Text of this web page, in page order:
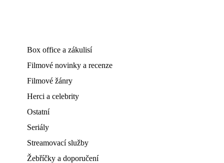
Box office a zákulisí
Filmové novinky a recenze
Filmové žánry
Herci a celebrity
Ostatní
Seriály
Streamovací služby
Žebříčky a doporučení